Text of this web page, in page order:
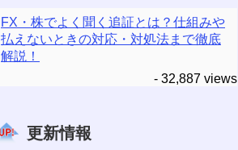
FX・株でよく聞く追証とは？仕組みや
払えないときの対応・対処法まで徹底
解説！
- 32,887 views
更新情報